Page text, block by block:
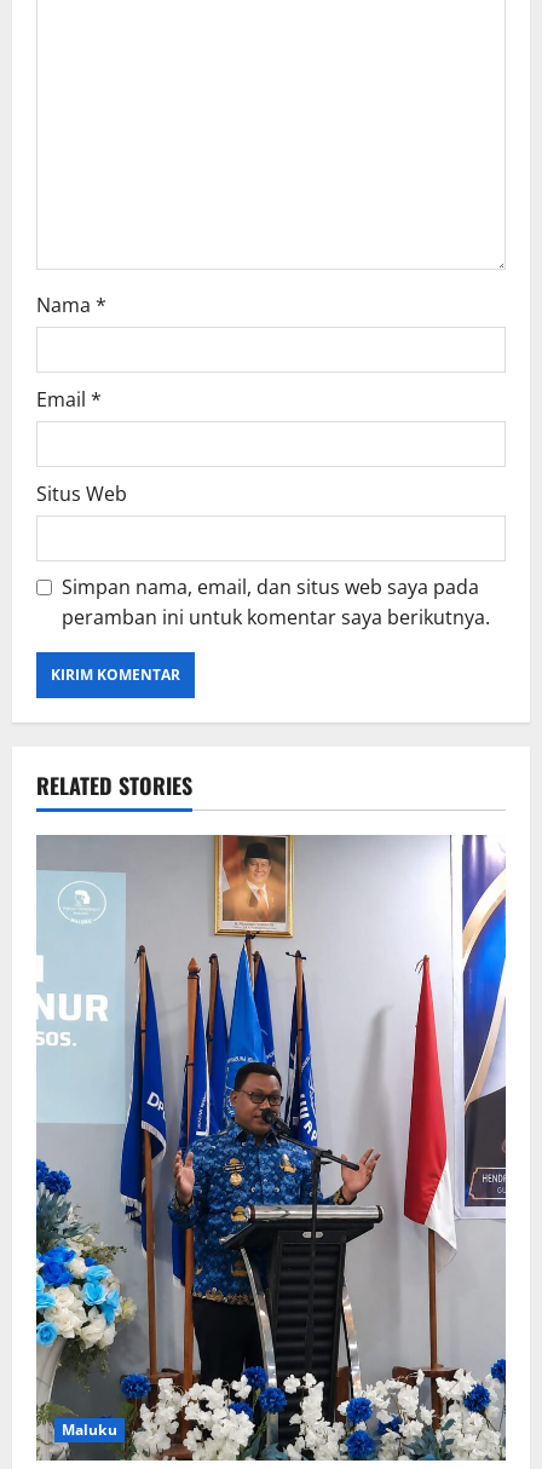
Nama *
Email *
Situs Web
Simpan nama, email, dan situs web saya pada
peramban ini untuk komentar saya berikutnya.
RELATED STORIES
Maluku